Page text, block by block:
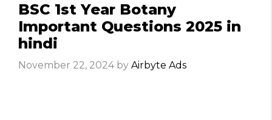
BSC 1st Year Botany
Important Questions 2025 in
hindi
November 22, 2024 by Airbyte Ads